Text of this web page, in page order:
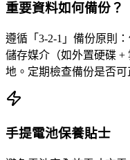
重要資料如何備份？
遵循「3-2-1」備份原則
儲存媒介（如外置硬碟 +
地。定期檢查備份是否可
手提電池保養貼士